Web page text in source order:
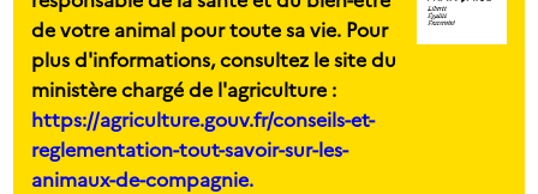
de votre animal pour toute sa vie. Pour
plus d'informations, consultez le site du
ministère chargé de l'agriculture :
https://agriculture.gouv.fr/conseils-et-
reglementation-tout-savoir-sur-les-
animaux-de-compagnie.